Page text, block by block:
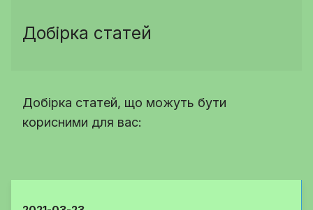
Добірка статей
Добірка статей, що можуть бути
корисними для вас: